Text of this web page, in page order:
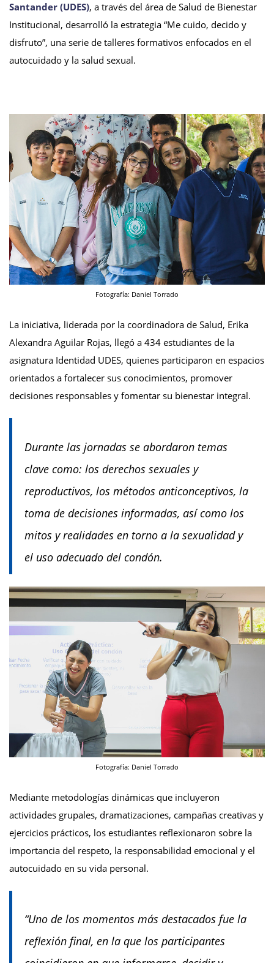
Santander (UDES), a través del área de Salud de Bienestar
Institucional, desarrolló la estrategia “Me cuido, decido y
disfruto”, una serie de talleres formativos enfocados en el
autocuidado y la salud sexual.
Fotografía: Daniel Torrado
La iniciativa, liderada por la coordinadora de Salud, Erika
Alexandra Aguilar Rojas, llegó a 434 estudiantes de la
asignatura Identidad UDES, quienes participaron en espacios
orientados a fortalecer sus conocimientos, promover
decisiones responsables y fomentar su bienestar integral.
Durante las jornadas se abordaron temas
clave como: los derechos sexuales y
reproductivos, los métodos anticonceptivos, la
toma de decisiones informadas, así como los
mitos y realidades en torno a la sexualidad y
el uso adecuado del condón.
Fotografía: Daniel Torrado
Mediante metodologías dinámicas que incluyeron
actividades grupales, dramatizaciones, campañas creativas y
ejercicios prácticos, los estudiantes reflexionaron sobre la
importancia del respeto, la responsabilidad emocional y el
autocuidado en su vida personal.
“Uno de los momentos más destacados fue la
reflexión final, en la que los participantes